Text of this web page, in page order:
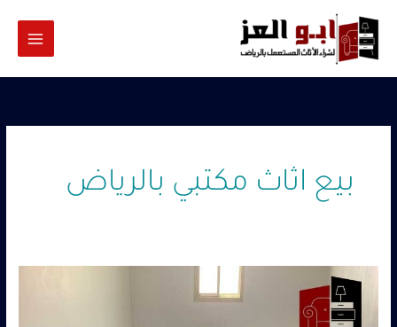
المحتوى
بيع اثاث مكتبي بالرياض
مكتبي